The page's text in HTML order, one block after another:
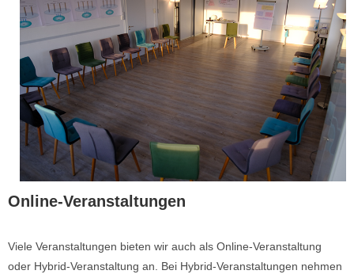
Online-Veranstaltungen
Viele Veranstaltungen bieten wir auch als Online-Veranstaltung
oder Hybrid-Veranstaltung an. Bei Hybrid-Veranstaltungen nehmen